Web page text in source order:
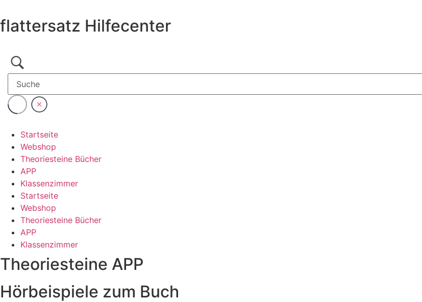
Inhalt
wechseln
flattersatz Hilfecenter
Startseite
Webshop
Theoriesteine Bücher
APP
Klassenzimmer
Startseite
Webshop
Theoriesteine Bücher
APP
Klassenzimmer
Theoriesteine APP
Hörbeispiele zum Buch